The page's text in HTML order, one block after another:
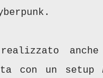
realizzato
con un setup